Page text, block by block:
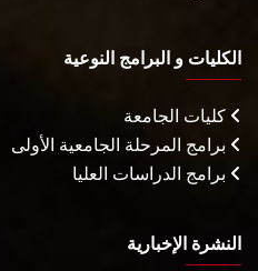
الكليات و البرامج النوعية
كليات الجامعة
برامج المرحلة الجامعية الأولى
برامج الدراسات العليا
النشرة الإخبارية